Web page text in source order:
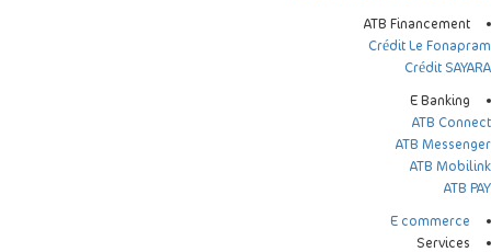
ATB Financement
Crédit Le Fonapram
Crédit SAYARA
E Banking
ATB Connect
ATB Messenger
ATB Mobilink
ATB PAY
E commerce
Services